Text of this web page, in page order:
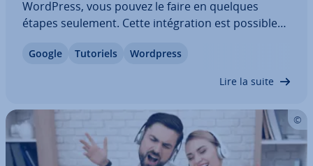
WordPress, vous pouvez le faire en quelques
étapes seulement. Cette in­té­gra­tion est possible
plugin. Découvrez les plugins dis­po­nibles et
Google Tutoriels Wordpress
Lire la suite